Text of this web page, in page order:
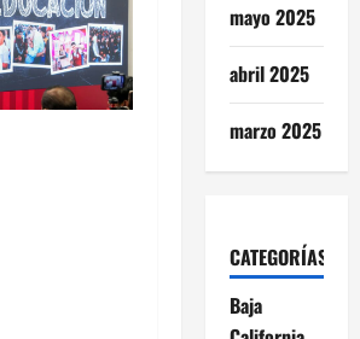
mayo 2025
abril 2025
marzo 2025
CATEGORÍAS
Baja